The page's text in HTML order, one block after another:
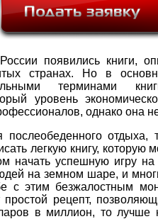
появились книги,
странах. Но в
терминами
уровень
однако она
легкую книгу, которую
начать успешную игру
на земном шаре, и
с этим безжалостным
рецепт,
в миллион, то лучше